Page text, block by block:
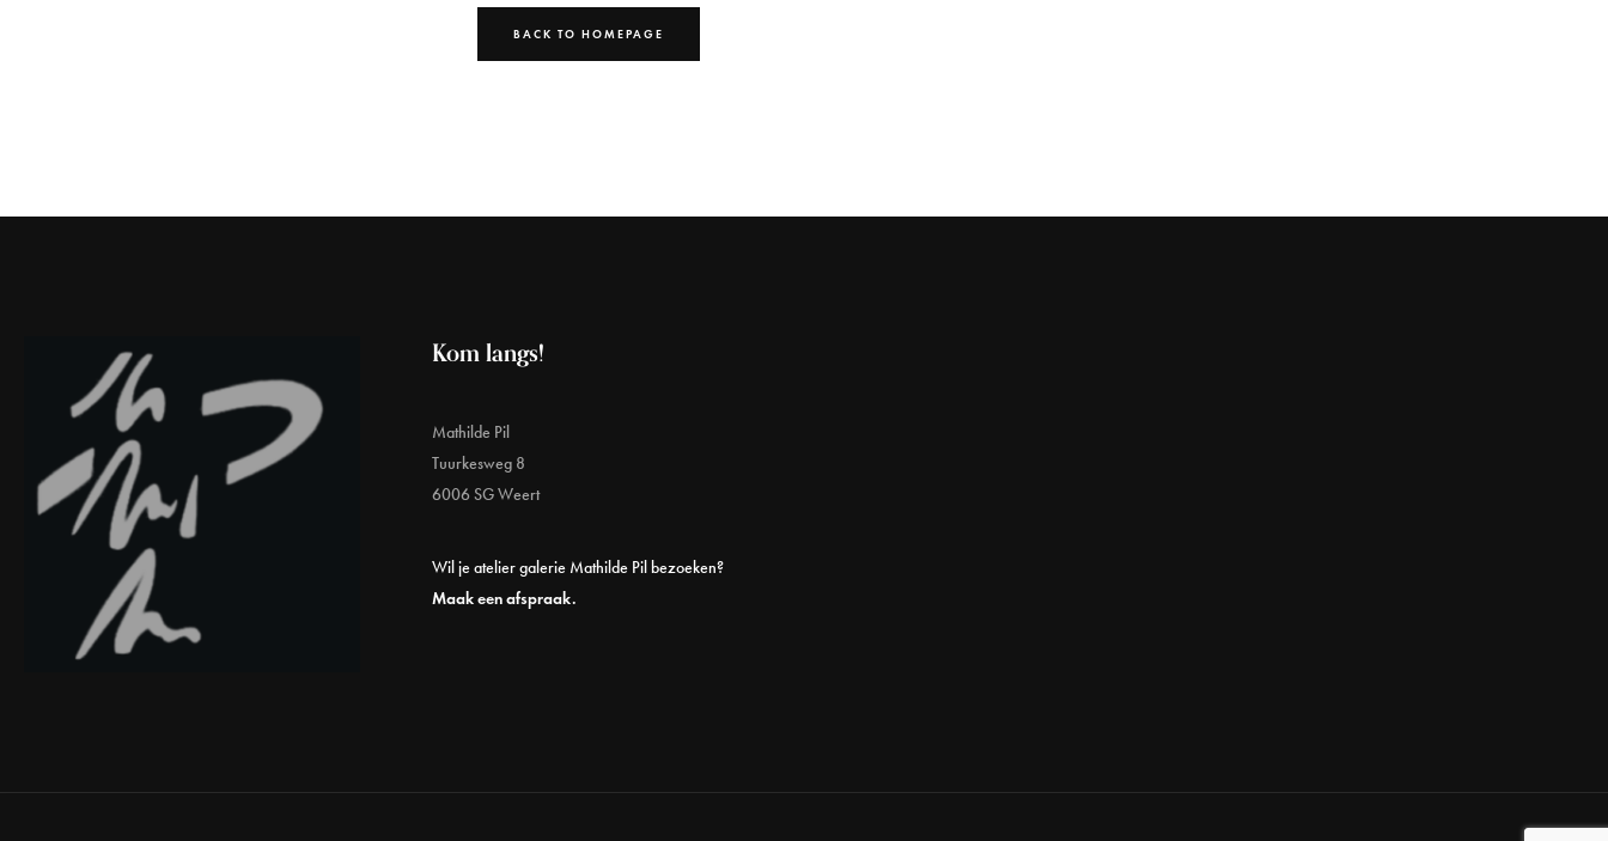
BACK TO HOMEPAGE
Kom langs!
Mathilde Pil
Tuurkesweg 8
6006 SG Weert
Wil je atelier galerie Mathilde Pil bezoeken?
Maak een afspraak.